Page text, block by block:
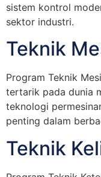
sistem kontrol
sektor industri.
Teknik
Program Teknik
tertarik pada dunia
teknologi
penting dalam
Teknik